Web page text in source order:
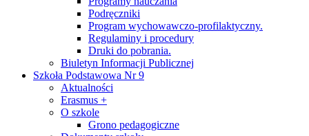
Podręczniki
Program wychowawczo-profilaktyczny.
Regulaminy i procedury
Druki do pobrania.
Biuletyn Informacji Publicznej
Szkoła Podstawowa Nr 9
Aktualności
Erasmus +
O szkole
Grono pedagogiczne